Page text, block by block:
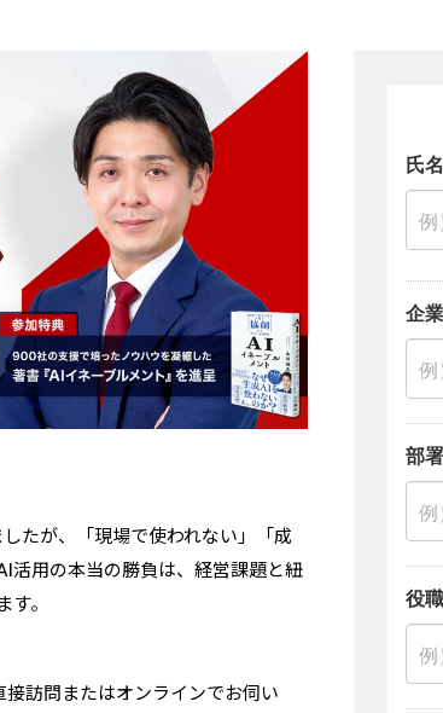
たが、「現場で使われない」「成
活用の本当の勝負は、経営課題と紐
。
訪問またはオンラインでお伺い